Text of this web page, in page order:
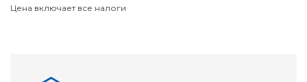
Цена включает все налоги